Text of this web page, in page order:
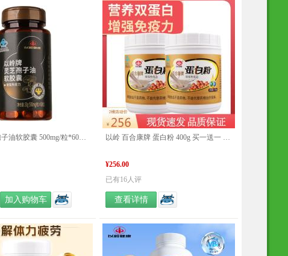
以岭 灵芝孢子油软胶囊 500mg/粒*60粒/盒
加入购物车
以岭 百合康牌 蛋白粉 400g 买一送一 新旧包装更替发货
¥256.00
已有16人评
查看详情